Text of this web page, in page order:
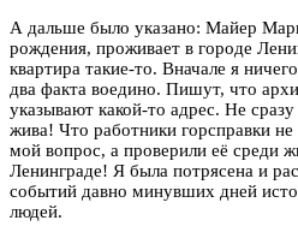
А дальше было указано: Майер
рождения, проживает в городе
квартира такие-то. Вначале я
два факта воедино. Пишут, что
указывают какой-то адрес. Не
жива! Что работники горсправки
мой вопрос, а проверили её среди
Ленинграде! Я была потрясена и
событий давно минувших дней
людей.